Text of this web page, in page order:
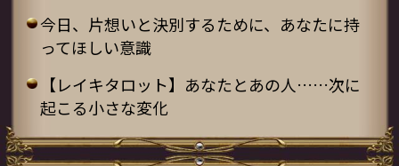
今日、片想いと決別するために、あなたに持
ってほしい意識
【レイキタロット】あなたとあの人……次に
起こる小さな変化